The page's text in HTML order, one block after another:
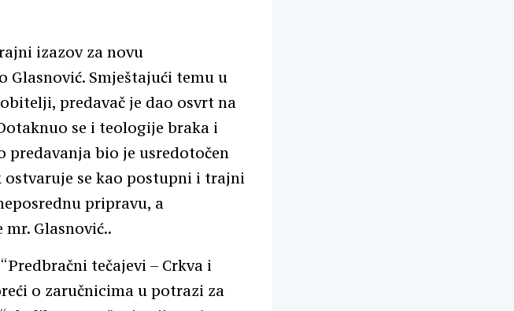
izazov za novu
Glasnović. Smještajući temu u
predavač je dao osvrt na
se i teologije braka i
bio je usredotočen
ostvaruje se kao postupni i trajni
pripravu, a
Glasnović..
tečajevi – Crkva i
o zaručnicima u potrazi za